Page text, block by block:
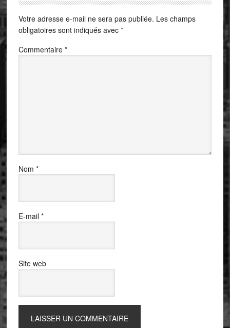
Votre adresse e-mail ne sera pas publiée. Les champs
obligatoires sont indiqués avec *
Commentaire *
Nom *
E-mail *
Site web